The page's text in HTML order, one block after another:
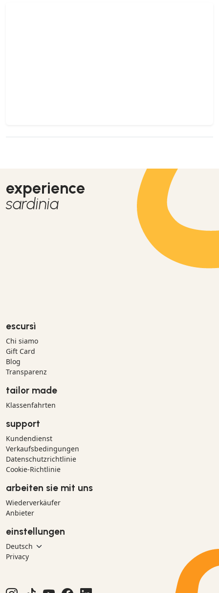
experience
sardinia
escursì
Chi siamo
Gift Card
Blog
Transparenz
tailor made
Klassenfahrten
support
Kundendienst
Verkaufsbedingungen
Datenschutzrichtlinie
Cookie-Richtlinie
arbeiten sie mit uns
Wiederverkäufer
Anbieter
einstellungen
Privacy